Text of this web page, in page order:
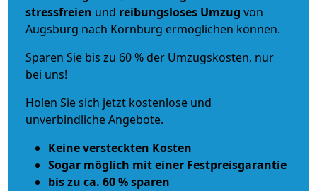
stressfreien und reibungsloses Umzug von
Augsburg nach Kornburg ermöglichen können.
Sparen Sie bis zu 60 % der Umzugskosten, nur
bei uns!
Holen Sie sich jetzt kostenlose und
unverbindliche Angebote.
Keine versteckten Kosten
Sogar möglich mit einer Festpreisgarantie
bis zu ca. 60 % sparen